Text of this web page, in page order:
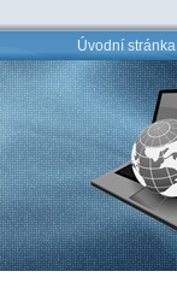
Úvodní stránka